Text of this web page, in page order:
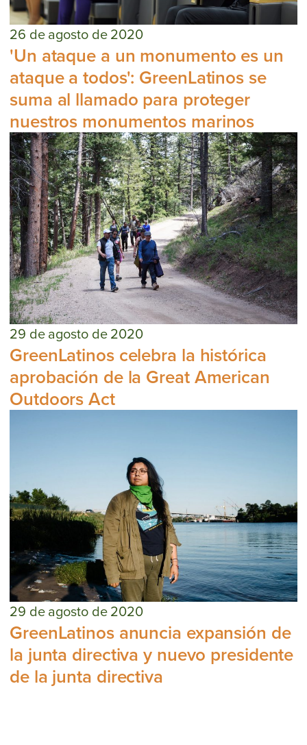
26 de agosto de 2020
'Un ataque a un monumento es un
ataque a todos': GreenLatinos se
suma al llamado para proteger
nuestros monumentos marinos
29 de agosto de 2020
GreenLatinos celebra la histórica
aprobación de la Great American
Outdoors Act
29 de agosto de 2020
GreenLatinos anuncia expansión de
la junta directiva y nuevo presidente
de la junta directiva